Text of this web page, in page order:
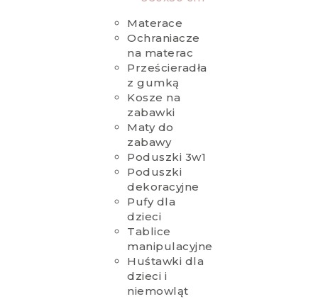
Materace
Ochraniacze
na materac
Prześcieradła
z gumką
Kosze na
zabawki
Maty do
zabawy
Poduszki 3w1
Poduszki
dekoracyjne
Pufy dla
dzieci
Tablice
manipulacyjne
Huśtawki dla
dzieci i
niemowląt